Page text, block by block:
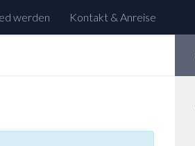
werden Kontakt & Anreise